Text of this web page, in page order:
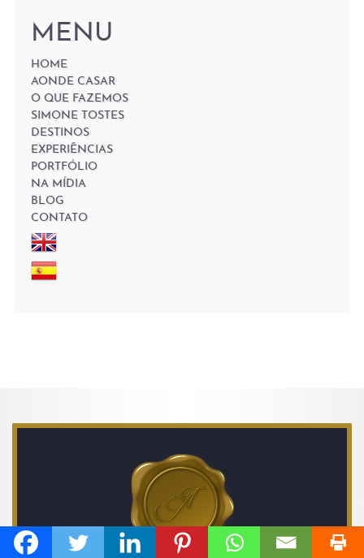
MENU
HOME
AONDE CASAR
O QUE FAZEMOS
SIMONE TOSTES
DESTINOS
EXPERIÊNCIAS
PORTFÓLIO
NA MÍDIA
BLOG
CONTATO